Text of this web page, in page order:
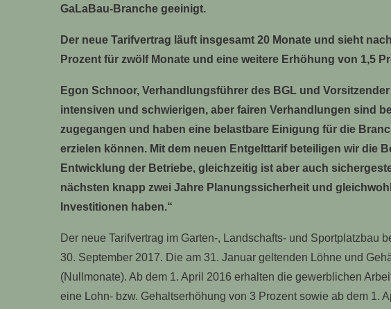
GaLaBau-Branche geeinigt.
Der neue Tarifvertrag läuft insgesamt 20 Monate und sieht
Prozent für zwölf Monate und eine weitere Erhöhung von 1,5
Egon Schnoor, Verhandlungsführer des BGL und
intensiven und schwierigen, aber fairen Verhandlungen sind
zugegangen und haben eine belastbare Einigung für die
erzielen können. Mit dem neuen Entgelttarif beteiligen wir die
Entwicklung der Betriebe, gleichzeitig ist aber auch
nächsten knapp zwei Jahre Planungssicherheit und
Investitionen haben.“
Der neue Tarifvertrag im Garten-, Landschafts- und Sportplatzbau
30. September 2017. Die am 31. Januar geltenden Löhne und
(Nullmonate). Ab dem 1. April 2016 erhalten die gewerblichen
eine Lohn- bzw. Gehaltserhöhung von 3 Prozent sowie ab dem 1.